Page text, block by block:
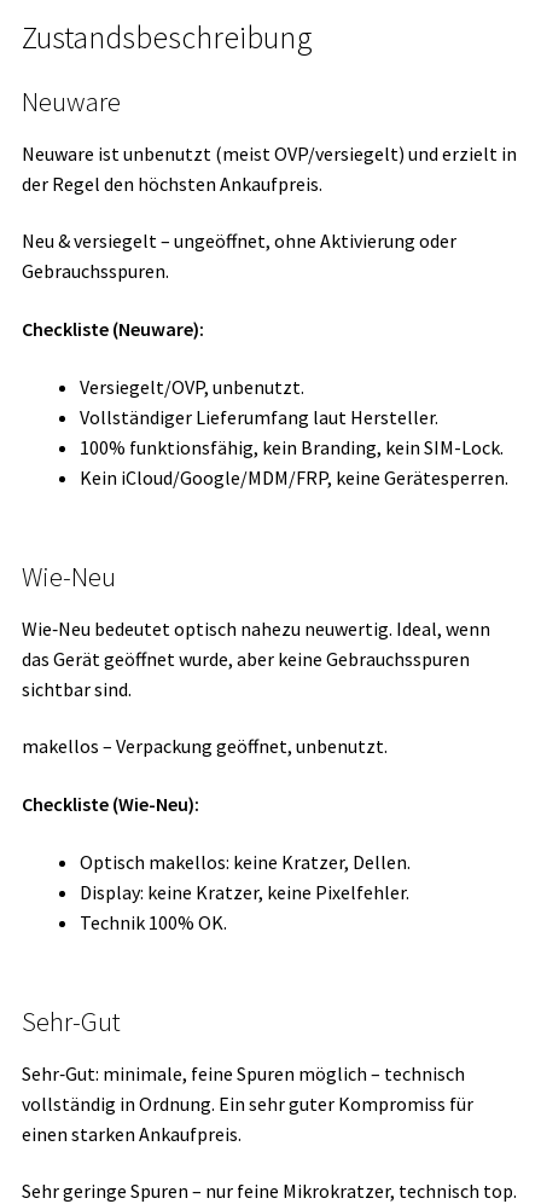
Zustandsbeschreibung
Neuware
Neuware ist unbenutzt (meist OVP/versiegelt) und erzielt in
der Regel den höchsten Ankaufpreis.
Neu & versiegelt – ungeöffnet, ohne Aktivierung oder
Gebrauchsspuren.
Checkliste (Neuware):
Versiegelt/OVP, unbenutzt.
Vollständiger Lieferumfang laut Hersteller.
100% funktionsfähig, kein Branding, kein SIM-Lock.
Kein iCloud/Google/MDM/FRP, keine Gerätesperren.
Wie-Neu
Wie‑Neu bedeutet optisch nahezu neuwertig. Ideal, wenn
das Gerät geöffnet wurde, aber keine Gebrauchsspuren
sichtbar sind.
makellos – Verpackung geöffnet, unbenutzt.
Checkliste (Wie-Neu):
Optisch makellos: keine Kratzer, Dellen.
Display: keine Kratzer, keine Pixelfehler.
Technik 100% OK.
Sehr-Gut
Sehr‑Gut: minimale, feine Spuren möglich – technisch
vollständig in Ordnung. Ein sehr guter Kompromiss für
einen starken Ankaufpreis.
Sehr geringe Spuren – nur feine Mikrokratzer, technisch top.